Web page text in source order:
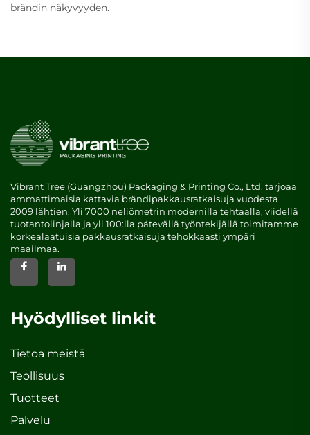
brändin näkyvyyden.
Vibrant Tree (Guangzhou) Packaging & Printing Co., Ltd. tarjoaa
ammattimaisia kattavia brändipakkausratkaisuja vuodesta
2009 lähtien. Yli 7000 neliömetrin modernilla tehtaalla, viidellä
tuotantolinjalla ja yli 100:lla pätevällä työntekijällä toimitamme
korkealaatuisia pakkausratkaisuja tehokkaasti ympäri
maailmaa.
Hyödylliset linkit
Tietoa meistä
Teollisuus
Tuotteet
Palvelu